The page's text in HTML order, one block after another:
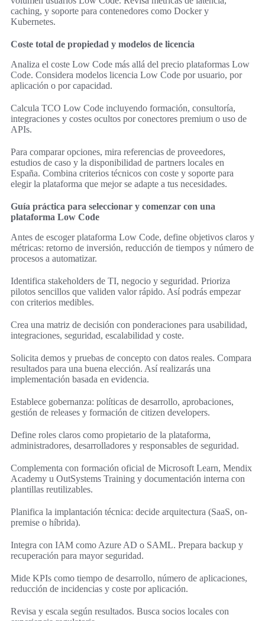
caching, y soporte para contenedores como Docker y
Kubernetes.
Coste total de propiedad y modelos de licencia
Analiza el coste Low Code más allá del precio plataformas Low
Code. Considera modelos licencia Low Code por usuario, por
aplicación o por capacidad.
Calcula TCO Low Code incluyendo formación, consultoría,
integraciones y costes ocultos por conectores premium o uso de
APIs.
Para comparar opciones, mira referencias de proveedores,
estudios de caso y la disponibilidad de partners locales en
España. Combina criterios técnicos con coste y soporte para
elegir la plataforma que mejor se adapte a tus necesidades.
Guía práctica para seleccionar y comenzar con una
plataforma Low Code
Antes de escoger plataforma Low Code, define objetivos claros y
métricas: retorno de inversión, reducción de tiempos y número de
procesos a automatizar.
Identifica stakeholders de TI, negocio y seguridad. Prioriza
pilotos sencillos que validen valor rápido. Así podrás empezar
con criterios medibles.
Crea una matriz de decisión con ponderaciones para usabilidad,
integraciones, seguridad, escalabilidad y coste.
Solicita demos y pruebas de concepto con datos reales. Compara
resultados para una buena elección. Así realizarás una
implementación basada en evidencia.
Establece gobernanza: políticas de desarrollo, aprobaciones,
gestión de releases y formación de citizen developers.
Define roles claros como propietario de la plataforma,
administradores, desarrolladores y responsables de seguridad.
Complementa con formación oficial de Microsoft Learn, Mendix
Academy u OutSystems Training y documentación interna con
plantillas reutilizables.
Planifica la implantación técnica: decide arquitectura (SaaS, on-
premise o híbrida).
Integra con IAM como Azure AD o SAML. Prepara backup y
recuperación para mayor seguridad.
Mide KPIs como tiempo de desarrollo, número de aplicaciones,
reducción de incidencias y coste por aplicación.
Revisa y escala según resultados. Busca socios locales con